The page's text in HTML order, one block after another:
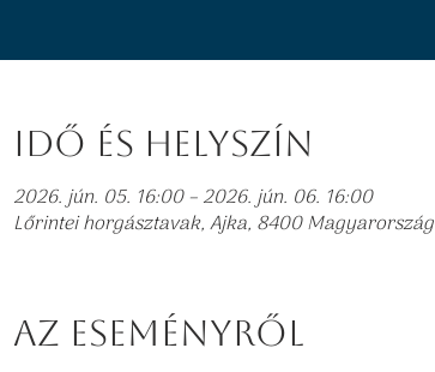
Idő és helyszín
2026. jún. 05. 16:00 – 2026. jún. 06. 16:00
Lőrintei horgásztavak, Ajka, 8400 Magyarország
Az eseményről